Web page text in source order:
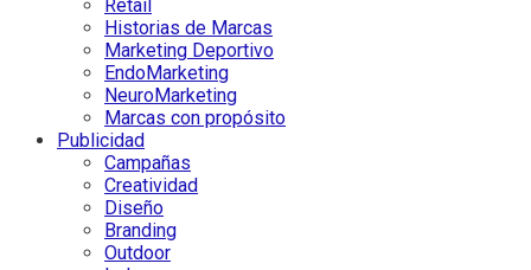
Retail
Historias de Marcas
Marketing Deportivo
EndoMarketing
NeuroMarketing
Marcas con propósito
Publicidad
Campañas
Creatividad
Diseño
Branding
Outdoor